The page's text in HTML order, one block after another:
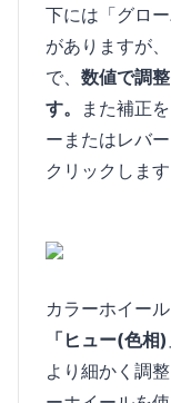
下には「グロ
がありますが
で、 数値で調
す。
また補正
ーまたはレバ
クリックします
カラーホイー
「ヒュー(色相)
より細かく調